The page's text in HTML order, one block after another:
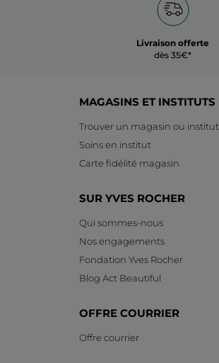
Livraison offerte
dès 35€*
MAGASINS ET INSTITUTS
Trouver un magasin ou institut
Soins en institut
Carte fidélité magasin
SUR YVES ROCHER
Qui sommes-nous
Nos engagements
Fondation Yves Rocher
Blog Act Beautiful
OFFRE COURRIER
Offre courrier